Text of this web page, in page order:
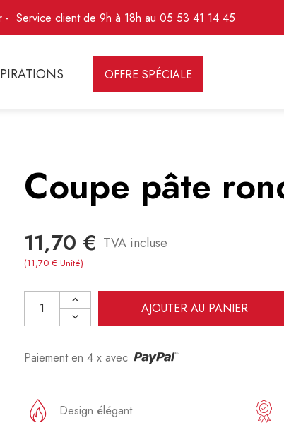
Service client de 9h à 18h au 05 53 41 14 45
OFFRE SPÉCIALE
Coupe pâte
11,70 € TVA incluse
(11,70 € Unité)
AJOUTER AU PANIER
Paiement en 4 x avec
Design élégant